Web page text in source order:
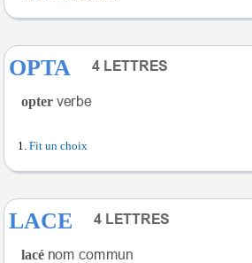
OPTA
opter
Fit un choix
LACE
lacé